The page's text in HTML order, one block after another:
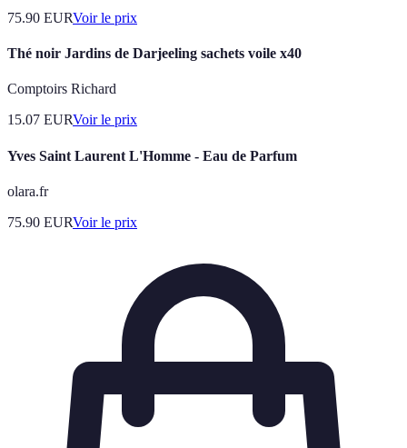
75.90 EURVoir le prix
Thé noir Jardins de Darjeeling sachets voile x40
Comptoirs Richard
15.07 EURVoir le prix
Yves Saint Laurent L'Homme - Eau de Parfum
olara.fr
75.90 EURVoir le prix